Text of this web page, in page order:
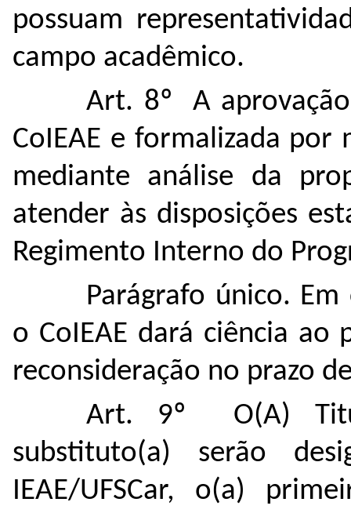
possuam
campo acadêmico.
Art. 8º A
CoIEAE e formalizada por
mediante análise da
atender às disposições
Regimento Interno do
Parágrafo único.
o CoIEAE dará ciência
reconsideração no prazo
Art. 9º O(A)
substituto(a) serão
IEAE/UFSCar, o(a)